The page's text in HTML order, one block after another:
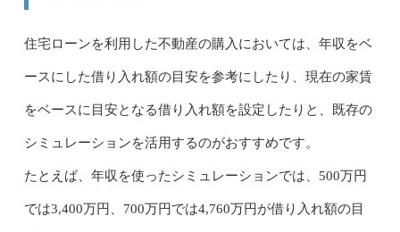
住宅ローンを利用した不動産の購入においては、年収をベ
ースにした借り入れ額の目安を参考にしたり、現在の家賃
をベースに目安となる借り入れ額を設定したりと、既存の
シミュレーションを活用するのがおすすめです。
たとえば、年収を使ったシミュレーションでは、500万円
では3,400万円、700万円では4,760万円が借り入れ額の目